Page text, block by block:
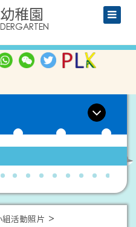
稚園
活動照片